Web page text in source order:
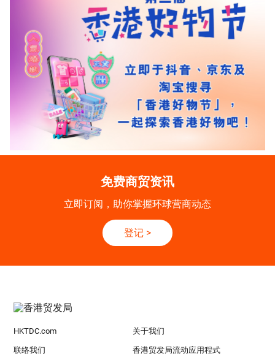
免费商贸资讯
立即订阅，助你掌握环球营商动态
登记 >
HKTDC.com 关于我们
联络我们 香港贸发局流动应用程式